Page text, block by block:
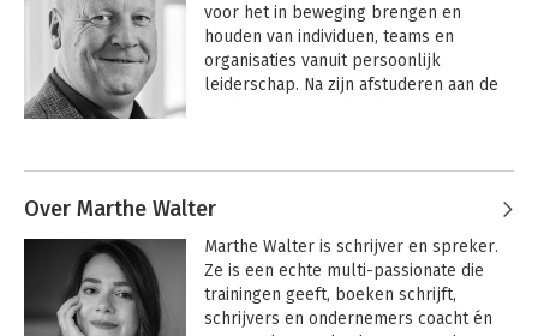
voor het in beweging brengen en
houden van individuen, teams en
organisaties vanuit persoonlijk
leiderschap. Na zijn afstuderen aan de
geleid dat hij aan de basis stond van het
van ontwikkeling is dé reisgids voor
organisatieontwikkeling. Aan de hand
van een 12 stappenmodel doorloop je
alle fases die je tegenkomt als jouw
Over Marthe Walter
Marthe Walter is schrijver en spreker.
Ze is een echte multi-passionate die
trainingen geeft, boeken schrijft,
schrijvers en ondernemers coacht én